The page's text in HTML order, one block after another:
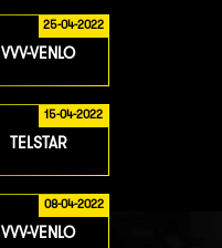
25-04-2022
VVV-VENLO
15-04-2022
TELSTAR
08-04-2022
VVV-VENLO